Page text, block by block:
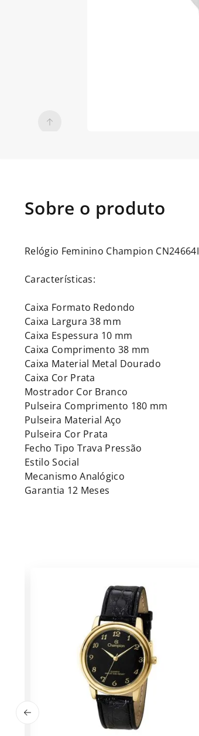
Relógio Feminino Champion CN24664I
Características:
Caixa Formato Redondo
Caixa Largura 38 mm
Caixa Espessura 10 mm
Caixa Comprimento 38 mm
Caixa Material Metal Dourado
Caixa Cor Prata
Mostrador Cor Branco
Pulseira Comprimento 180 mm
Pulseira Material Aço
Pulseira Cor Prata
Fecho Tipo Trava Pressão
Estilo Social
Mecanismo Analógico
Garantia 12 Meses